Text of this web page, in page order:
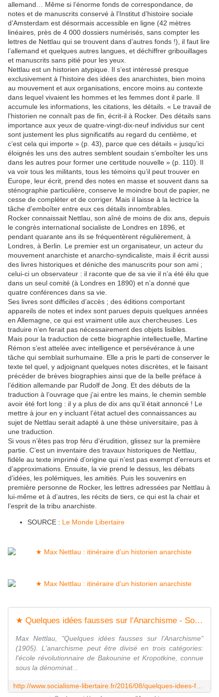
allemand… Même si l’énorme fonds de correspondance, de
notes et de manuscrits conservé à l’Institut d’histoire sociale
d’Amsterdam est désormais accessible en ligne (42 mètres
linéaires, près de 4 000 dossiers numérisés, sans compter les
lettres de Nettlau qui se trouvent dans d’autres fonds !), il faut lire
l’allemand et quelques autres langues, et déchiffrer gribouillages
et manuscrits sans pitié pour les yeux.
Nettlau est un historien atypique. Il s’est intéressé presque
exclusivement à l’histoire des idées des anarchistes, bien moins
au mouvement et aux organisations, encore moins au contexte
dans lequel vivaient les hommes et les femmes dont il parle. Il
accumule les informations, les citations, les détails. « Le travail de
l’historien ne connaît pas de fin, écrit-il à Rocker. Des détails sans
importance aux yeux de quatre-vingt-dix-neuf individus sur cent
sont justement les plus significatifs au regard du centième, et
c’est cela qui importe » (p. 43), parce que ces détails « jusqu’ici
éloignés les uns des autres semblent soudain s’emboîter les uns
dans les autres pour former une certitude nouvelle » (p. 110). Il
va voir tous les militants, tous les témoins qu’il peut trouver en
Europe, leur écrit, prend des notes en masse et souvent dans sa
sténographie particulière, conserve le moindre bout de papier, ne
cesse de compléter et de corriger. Mais il laisse à la lectrice la
tâche d’emboîter entre eux ces détails innombrables.
Rocker connaissait Nettlau, son aîné de moins de dix ans, depuis
le congrès international socialiste de Londres en 1896, et
pendant quarante ans ils se fréquentèrent régulièrement, à
Londres, à Berlin. Le premier est un organisateur, un acteur du
mouvement anarchiste et anarcho-syndicaliste, mais il écrit aussi
des livres historiques et déniche des manuscrits pour son ami ;
celui-ci un observateur : il raconte que de sa vie il n’a été élu que
dans un seul comité (à Londres en 1890) et n’a donné que
quatre conférences dans sa vie.
Ses livres sont difficiles d’accès ; des éditions comportant
appareils de notes et index sont parues depuis quelques années
en Allemagne, ce qui est vraiment utile aux chercheuses. Les
traduire n’en ferait pas nécessairement des objets lisibles.
Mais pour la traduction de cette biographie intellectuelle, Martine
Rémon s’est attelée avec intelligence et persévérance à une
tâche qui semblait surhumaine. Elle a pris le parti de conserver le
texte tel quel, y adjoignant quelques notes discrètes, et le faisant
précéder de brèves biographies ainsi que de la belle préface à
l’édition allemande par Rudolf de Jong. Et des débuts de la
traduction à l’ouvrage que j’ai entre les mains, le chemin semble
avoir été fort long : il y a plus de dix ans qu’il était annoncé ! Le
mettre à jour en y incluant l’état actuel des connaissances au
sujet de Nettlau serait adapté à une thèse universitaire, pas à
une traduction.
Si vous n’êtes pas trop féru d’érudition, glissez sur la première
partie. C’est un inventaire des travaux historiques de Nettlau,
fidèle au texte imprimé d’origine qui n’est pas exempt d’erreurs et
d’approximations. Ensuite, la vie prend le dessus, les débats
d’idées, les polémiques, les amitiés. Puis les souvenirs en
première personne de Rocker, les lettres adressées par Nettlau à
lui-même et à d’autres, les récits de tiers, ce qui est la chair et
l’esprit de la tribu anarchiste.
SOURCE : Le Monde Libertaire
★ Quelques idées fausses sur l'Anarchisme - Socialisme libertaire
Max Nettlau, "Quelques idées fausses sur l'Anarchisme"
(1905). L'anarchisme peut être divisé en trois catégories:
l'école révolutionnaire de Bakounine et Kropotkine, connue
sous la dénominat...